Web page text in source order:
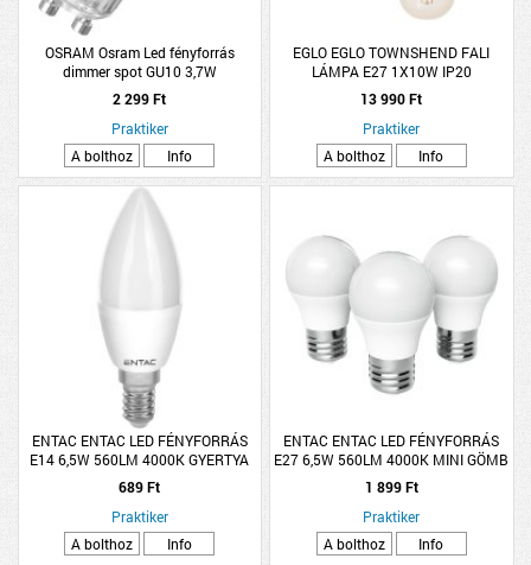
OSRAM Osram Led fényforrás
dimmer spot GU10 3,7W
2 299 Ft
Praktiker
A bolthoz
Info
EGLO EGLO TOWNSHEND FALI
LÁMPA E27 1X10W IP20
FÉNYFORRÁS NÉLKÜL
FEKETE/TÖLGY
13 990 Ft
Praktiker
A bolthoz
Info
ENTAC ENTAC LED FÉNYFORRÁS
E14 6,5W 560LM 4000K GYERTYA
NW
689 Ft
Praktiker
A bolthoz
Info
ENTAC ENTAC LED FÉNYFORRÁS
E27 6,5W 560LM 4000K MINI GÖMB
NW 3DB/CSOMAG
1 899 Ft
Praktiker
A bolthoz
Info